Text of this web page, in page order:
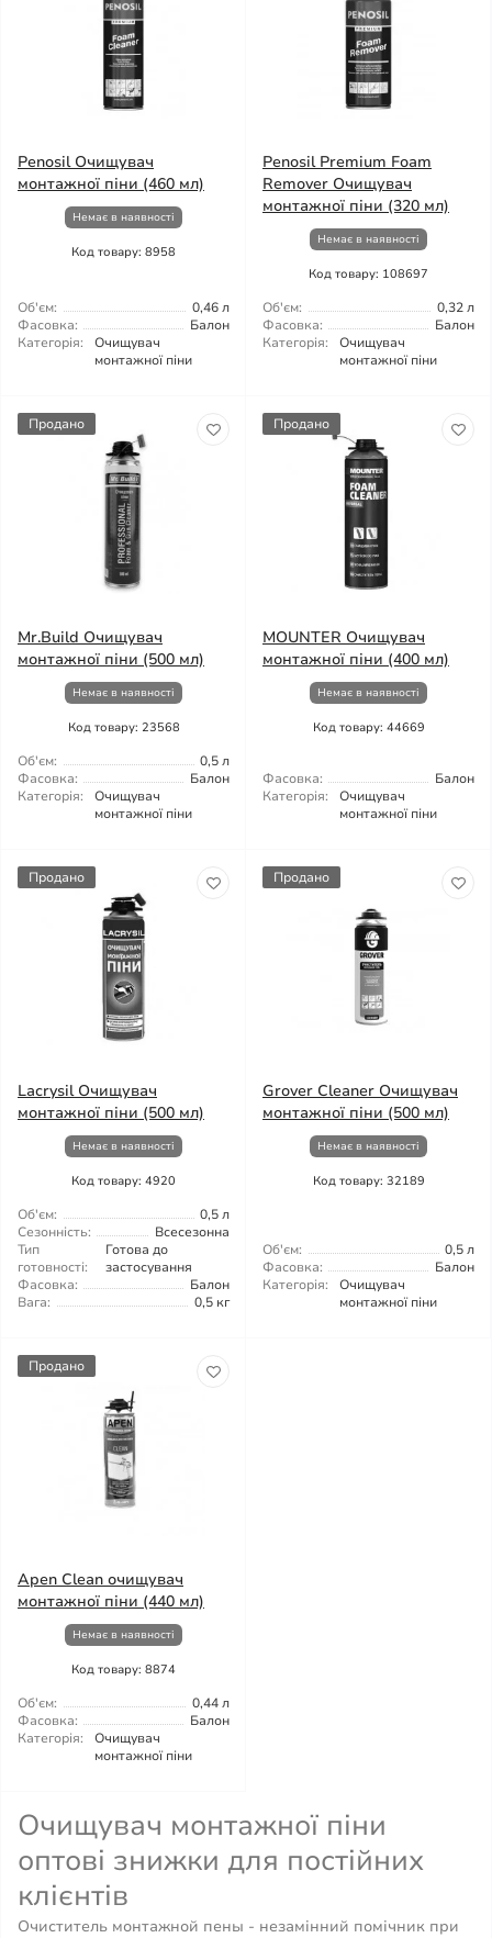
Penosil Очищувач
монтажної піни (460 мл)
Немає в наявності
Код товару: 8958
Об'єм:
0,46 л
Фасовка:
Балон
Категорія:
Очищувач
монтажної піни
Penosil Premium Foam
Remover Очищувач
монтажної піни (320 мл)
Немає в наявності
Код товару: 108697
Об'єм:
0,32 л
Фасовка:
Балон
Категорія:
Очищувач
монтажної піни
Продано
Mr.Build Очищувач
монтажної піни (500 мл)
Немає в наявності
Код товару: 23568
Об'єм:
0,5 л
Фасовка:
Балон
Категорія:
Очищувач
монтажної піни
Продано
MOUNTER Очищувач
монтажної піни (400 мл)
Немає в наявності
Код товару: 44669
Фасовка:
Балон
Категорія:
Очищувач
монтажної піни
Продано
Lacrysil Очищувач
монтажної піни (500 мл)
Немає в наявності
Код товару: 4920
Об'єм:
0,5 л
Сезонність:
Всесезонна
Тип
готовності:
Готова до
застосування
Фасовка:
Балон
Вага:
0,5 кг
Продано
Grover Cleaner Очищувач
монтажної піни (500 мл)
Немає в наявності
Код товару: 32189
Об'єм:
0,5 л
Фасовка:
Балон
Категорія:
Очищувач
монтажної піни
Продано
Apen Clean очищувач
монтажної піни (440 мл)
Немає в наявності
Код товару: 8874
Об'єм:
0,44 л
Фасовка:
Балон
Категорія:
Очищувач
монтажної піни
Очищувач монтажної піни
оптові знижки для постійних
клієнтів
Очиститель монтажной пены - незамінний помічник при